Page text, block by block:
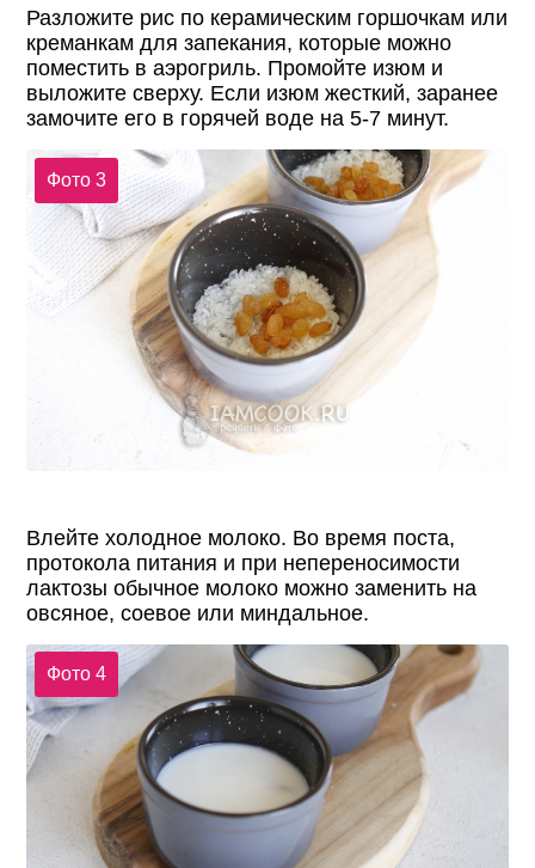
Разложите рис по керамическим горшочкам или
креманкам для запекания, которые можно
поместить в аэрогриль. Промойте изюм и
выложите сверху. Если изюм жесткий, заранее
замочите его в горячей воде на 5-7 минут.
Фото 3
Влейте холодное молоко. Во время поста,
протокола питания и при непереносимости
лактозы обычное молоко можно заменить на
овсяное, соевое или миндальное.
Фото 4